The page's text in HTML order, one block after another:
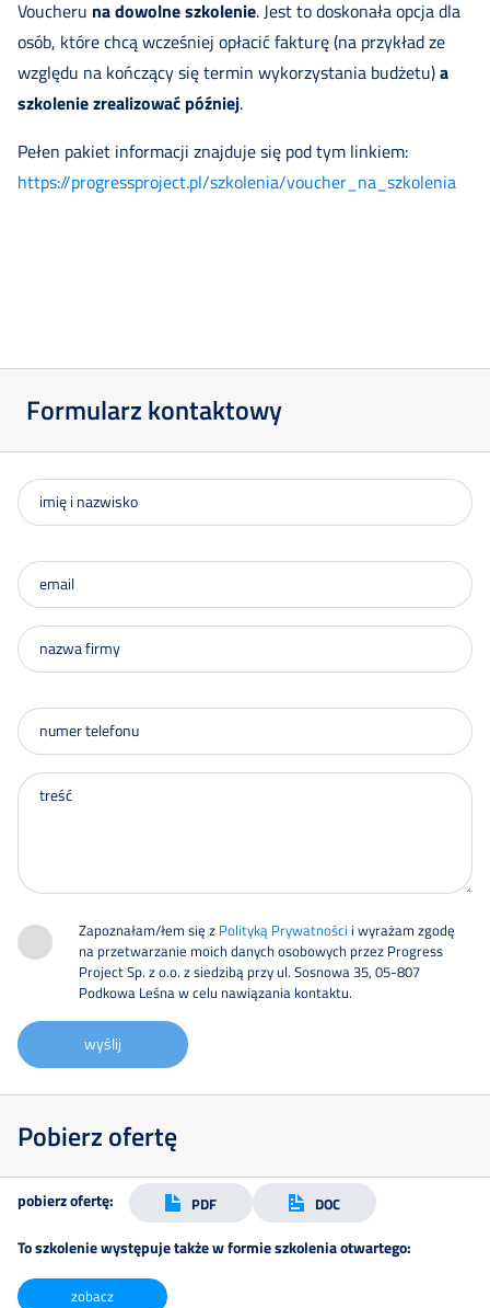
Voucheru na dowolne szkolenie. Jest to doskonała opcja dla
osób, które chcą wcześniej opłacić fakturę (na przykład ze
względu na kończący się termin wykorzystania budżetu)a
szkolenie zrealizować później.
Pełen pakiet informacji znajduje się pod tym linkiem:
https://progressproject.pl/szkolenia/voucher_na_szkolenia
Formularz kontaktowy
Zapoznałam/łem się z Polityką Prywatności i wyrażam zgodę
na przetwarzanie moich danych osobowych przez Progress
Project Sp. z o.o. z siedzibą przy ul. Sosnowa 35, 05-807
Podkowa Leśna w celu nawiązania kontaktu.
wyślij
Pobierz ofertę
pobierz ofertę: PDF DOC
To szkolenie występuje także w formie szkolenia otwartego:
zobacz